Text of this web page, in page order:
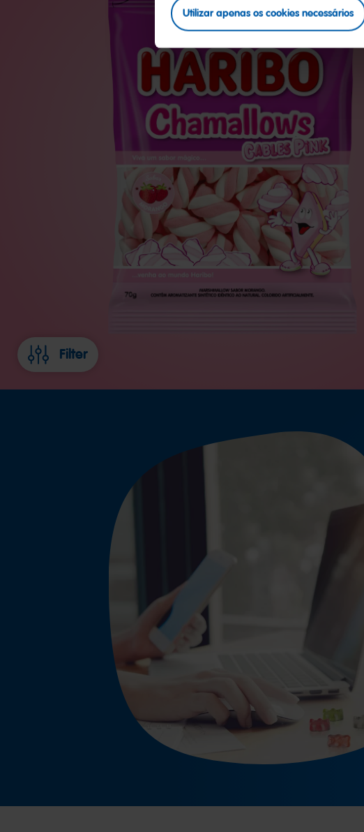
Utilizar apenas os cookies necessários
Filter